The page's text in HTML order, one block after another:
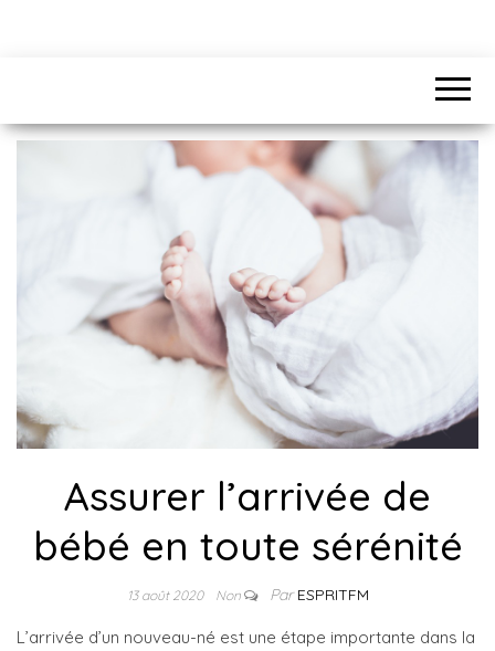
Assurer l’arrivée de
bébé en toute sérénité
13 août 2020 Non ParESPRITFM
L’arrivée d’un nouveau-né est une étape importante dans la